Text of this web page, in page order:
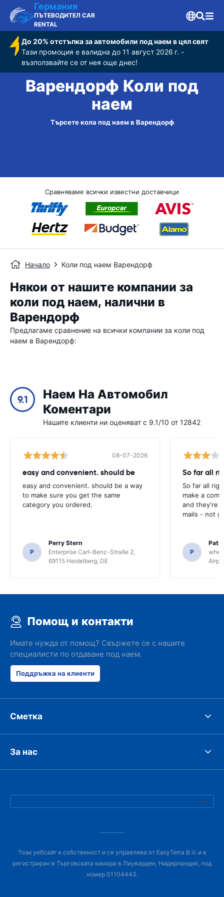
Германия
ПЪТЕВОДИТЕЛ CAR
RENTAL
До 20% отстъпка за автомобили под наем в цял свят
Тази промоция е валидна до 11 август 2026 г. -
възползвайте се от нея още днес!
Варендорф Коли под
наем
Търсете кола под наем в Варендорф
Сравняваме всички известни доставчици
Начало Коли под наем Варендорф
Някои от нашите компании за
коли под наем, налични в
Варендорф
Предлагаме сравнение на всички компании за коли под
наем в Варендорф:
9.1
Наем На Автомобил
Коментари
Нашите клиенти ни оценяват с 9.1/10 от 12842
08-07-2026
easy and convenient. should be
easy and convenient. should be a way
to make sure you get the same
category you ordered.
P
Perry Stern
Enterprise Carl-Benz-Straße 2,
69115 Heidelberg, DE
So far all
So far all
make a
and they're
mails - not
P
Помощ и контакти
Имате нужда от помощ? Свържете се с нашите
специалисти по отдаване под наем.
Поддръжка на клиенти
Сметка
За нас
Този уебсайт е собственост и се управлява от EasyTerra B.V. и е
регистриран в Търговската камара в Лиуварден, Нидерландия, под
номер 01104443.